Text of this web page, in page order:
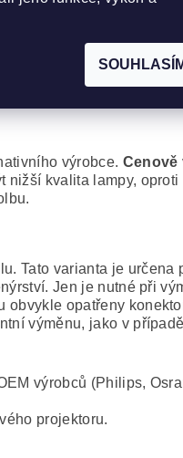
originální výbojka od
modulem od
výrobce. Cenově
nižší kvalita lampy,
Tato varianta je určena
Jen je nutné při
opatřeny
výměnu, jako v
výrobců (Philips,
projektoru.